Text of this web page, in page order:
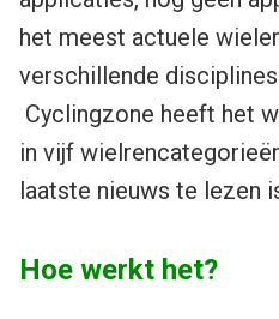
het meest actuele
verschillende
Cyclingzone heeft het
in vijf
laatste nieuws te lezen
Hoe werkt het?